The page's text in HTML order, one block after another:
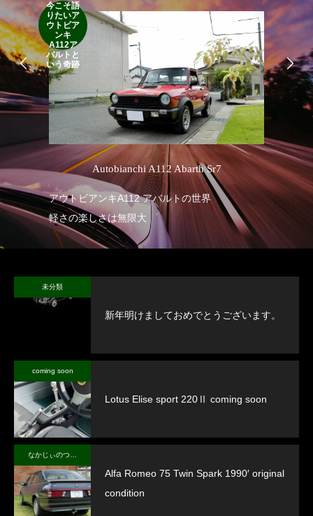
今こそ語
りたいア
ウトビア
ンキ
A112ア
バルトと
いう奇跡
Autobianchi A112 Abarth Sr7
アウトビアンキA112 アバルトの世界
軽さの楽しさは無限大
未分類
新年明けましておめでとうございます。
coming soon
Lotus Elise sport 220Ⅱ coming soon
Alfa Romeo 75 Twin Spark 1990′ original
condition